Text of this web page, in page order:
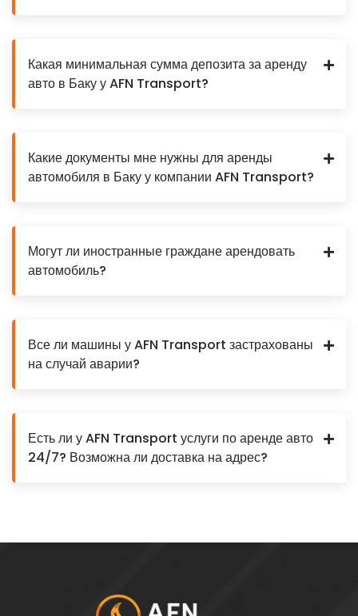
Какая минимальная сумма депозита за аренду
авто в Баку у AFN Transport?
Какие документы мне нужны для аренды
автомобиля в Баку у компании AFN Transport?
Могут ли иностранные граждане арендовать
автомобиль?
Все ли машины у AFN Transport застрахованы
на случай аварии?
Есть ли у AFN Transport услуги по аренде авто
24/7? Возможна ли доставка на адрес?